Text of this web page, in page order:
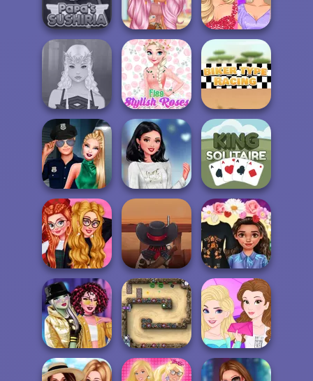
Knot Logic
Trends
Legacy of Honor
Papa's Sushiria
VSCO Fashion
Dolls
Bffs Fashion
Showdown:
Barbie...
Elven Makeover
Elsa Stylish
Roses
Biker Type Racing
Style Police
Officer
My Perfect Winter
Holiday Self...
King Solitaire
Princesses
Tartan Love
Cowboy Saloon
Defence
Moana Floral
Crush